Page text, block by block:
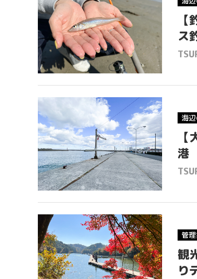
ス
海
港
管
観
り